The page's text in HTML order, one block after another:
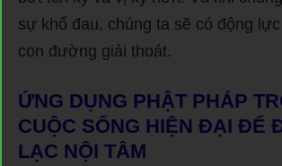
sự khổ đau, chúng ta sẽ có động
con đường giải thoát.
ỨNG DỤNG PHẬT PHÁP
CUỘC SỐNG HIỆN ĐẠI ĐỂ
LẠC NỘI TÂM